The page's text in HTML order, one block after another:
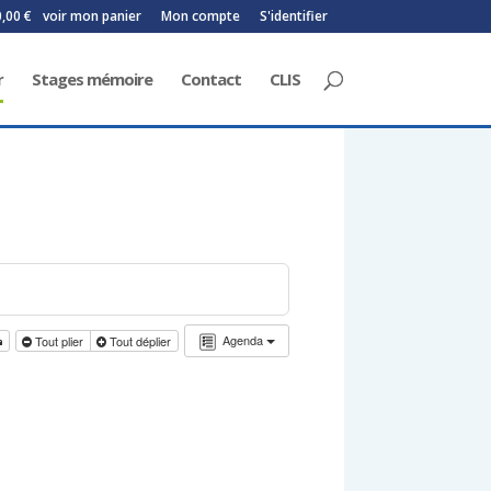
voir mon panier Mon compte S'identifier
€
Stages mémoire Contact CLIS
Agenda
Tout plier Tout déplier